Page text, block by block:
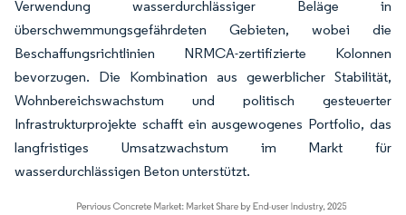
Verwendung wasserdurchlässiger Beläge in
überschwemmungsgefährdeten Gebieten, wobei die
Beschaffungsrichtlinien NRMCA-zertifizierte Kolonnen
bevorzugen. Die Kombination aus gewerblicher Stabilität,
Wohnbereichswachstum und politisch gesteuerter
Infrastrukturprojekte schafft ein ausgewogenes Portfolio, das
langfristiges Umsatzwachstum im Markt für
wasserdurchlässigen Beton unterstützt.